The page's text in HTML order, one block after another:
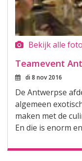
Bekijk alle
Teamevent
di 8 nov 2016
De Antwerpse
algemeen
maken met de
En die is enorm